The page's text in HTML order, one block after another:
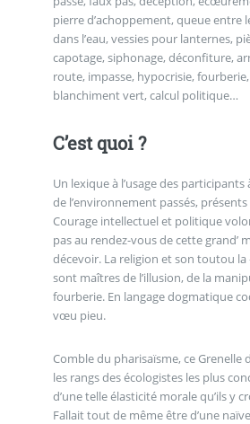
pierre d’achoppement, queue entre
dans l’eau, vessies pour lanternes,
capotage, siphonage, déconfiture,
route, impasse, hypocrisie,
blanchiment vert, calcul politique…
C’est quoi ?
Un lexique à l’usage des participants
de l’environnement passés,
Courage intellectuel et politique
pas au rendez-vous de cette grand’
décevoir. La religion et son toutou la
sont maîtres de l’illusion, de la
fourberie. En langage dogmatique
vœu pieu.
Comble du pharisaïsme, ce Grenelle
les rangs des écologistes les plus
d’une telle élasticité morale qu’ils y
Fallait tout de même être d’une